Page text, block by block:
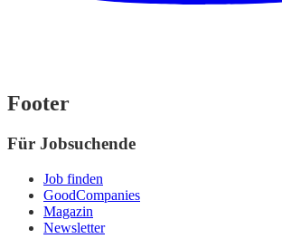
Footer
Für Jobsuchende
Job finden
GoodCompanies
Magazin
Newsletter